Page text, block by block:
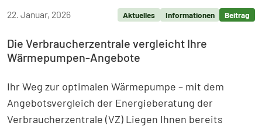
22. Januar, 2026 Aktuelles Informationen Beitrag
Die Verbraucherzentrale vergleicht Ihre
Wärmepumpen-Angebote
Ihr Weg zur optimalen Wärmepumpe – mit dem
Angebotsvergleich der Energieberatung der
Verbraucherzentrale (VZ) Liegen Ihnen bereits